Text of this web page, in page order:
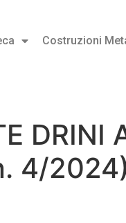
Costruzioni
DRINI
4/2024)